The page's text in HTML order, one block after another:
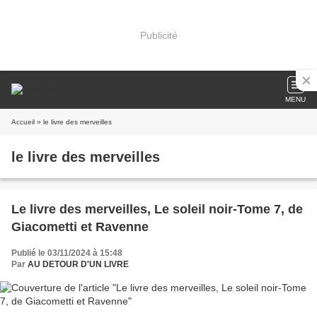
Publicité
MENU
Accueil » le livre des merveilles
le livre des merveilles
Le livre des merveilles, Le soleil noir-Tome 7, de
Giacometti et Ravenne
Publié le 03/11/2024 à 15:48
Par AU DETOUR D'UN LIVRE